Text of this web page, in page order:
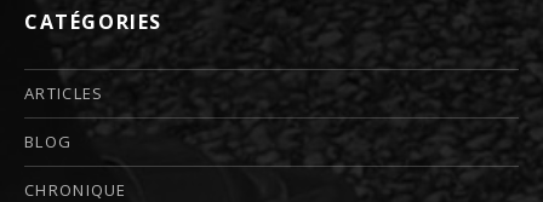
CATÉGORIES
ARTICLES
BLOG
CHRONIQUE